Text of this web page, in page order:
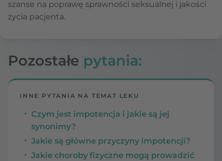
szanse na poprawę sprawności seksualnej i jakości
życia pacjenta.
Pozostałe pytania:
INNE PYTANIA NA TEMAT LEKU
Czym jest impotencja i jakie są jej
synonimy?
Jakie są główne przyczyny impotencji?
Jakie choroby fizyczne mogą prowadzić